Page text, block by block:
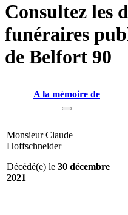
Consultez les
funéraires
de Belfort 90
A la mémoire de
Monsieur Claude
Hoffschneider
Décédé(e) le 30 décembre
2021